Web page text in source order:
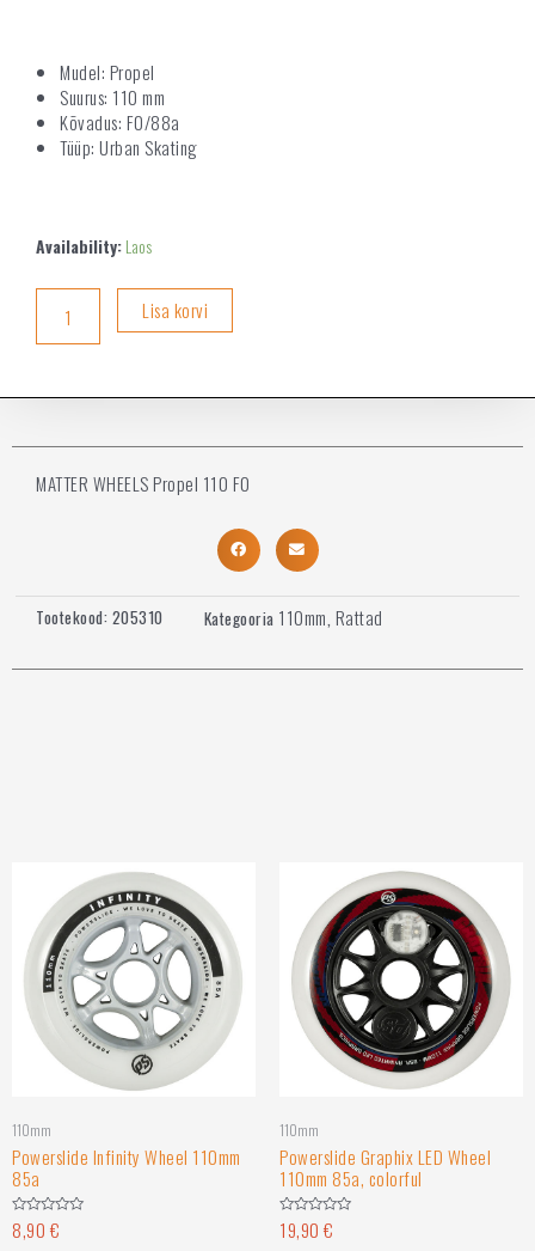
Mudel: Propel
Suurus: 110 mm
Kõvadus: F0/88a
Tüüp: Urban Skating
Availability: Laos
Lisa korvi
MATTER WHEELS Propel 110 F0
Tootekood: 205310 Kategooria 110mm, Rattad
110mm
Powerslide Infinity Wheel 110mm
85a
Hinnanguga
0
8,90 €
110mm
Powerslide Graphix LED Wheel
110mm 85a, colorful
Hinnanguga
019,90 €